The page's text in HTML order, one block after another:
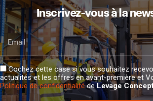
Inscrivez-vous à la
Email
Cochez cette case si vous souhaitez
actualités et les offres en avant-première et
Politique de confidentialitédeLevage